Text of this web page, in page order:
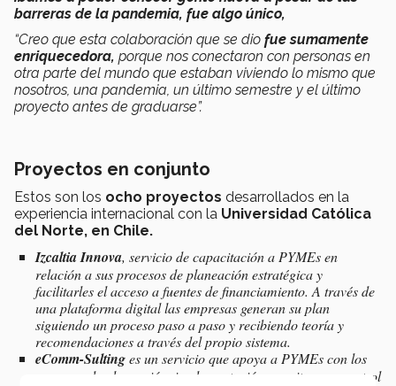
barreras de la pandemia, fue algo único,
“Creo que esta colaboración que se dio fue sumamente
enriquecedora, porque nos conectaron con personas en
otra parte del mundo que estaban viviendo lo mismo que
nosotros, una pandemia, un último semestre y el último
proyecto antes de graduarse”.
Proyectos en conjunto
Estos son los ocho proyectos desarrollados en la
experiencia internacional con la Universidad Católica
del Norte, en Chile.
Izcaltia Innova, servicio de capacitación a PYMEs en
relación a sus procesos de planeación estratégica y
facilitarles el acceso a fuentes de financiamiento. A través de
una plataforma digital las empresas generan su plan
siguiendo un proceso paso a paso y recibiendo teoría y
recomendaciones a través del propio sistema.
eComm-Sultinges un servicio que apoya a PYMEs con los
procesos de planeación, implementación, monitoreo y control